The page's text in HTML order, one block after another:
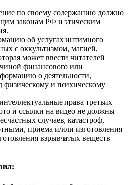
по своему содержанию должно
законам РФ и этическим
об услугах интимного
с оккультизмом, магией,
может ввести читателей
финансового или
о деятельности,
физическому и психическому
права третьих
и ссылки на видео не должны
случаев, катастроф,
приема и/или изготовления
взрывчатых веществ